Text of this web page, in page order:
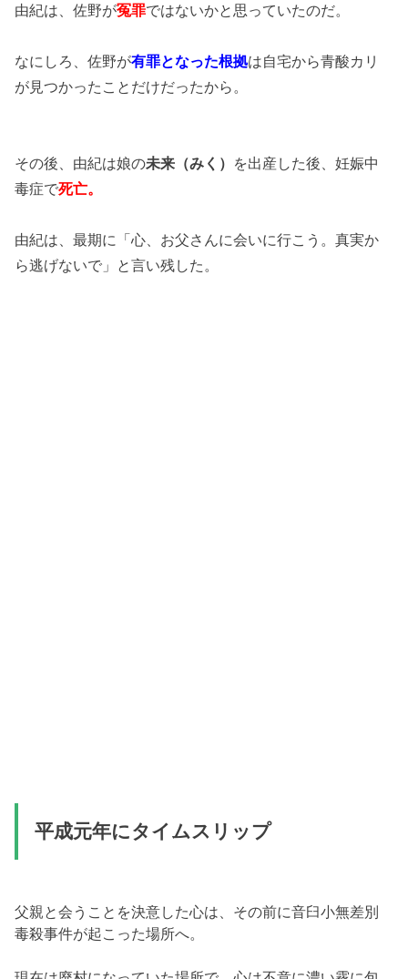
由紀は、佐野が冤罪ではないかと思っていたのだ。
なにしろ、佐野が有罪となった根拠は自宅から青酸カリ
が見つかったことだけだったから。
その後、由紀は娘の未来（みく） を出産した後、妊娠中
毒症で死亡。
由紀は、最期に「心、お父さんに会いに行こう。真実か
ら逃げないで」と言い残した。
平成元年にタイムスリップ
父親と会うことを決意した心は、その前に音臼小無差別
毒殺事件が起こった場所へ。